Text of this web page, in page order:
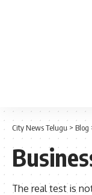
City News Telugu> Blog
The real test is